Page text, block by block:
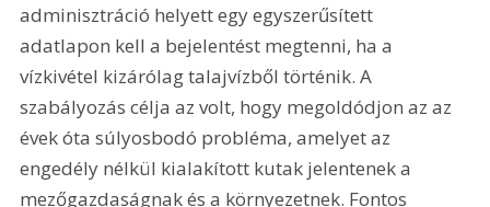
adminisztráció helyett egy egyszerűsített
adatlapon kell a bejelentést megtenni, ha a
vízkivétel kizárólag talajvízből történik. A
szabályozás célja az volt, hogy megoldódjon az az
évek óta súlyosbodó probléma, amelyet az
engedély nélkül kialakított kutak jelentenek a
mezőgazdaságnak és a környezetnek. Fontos